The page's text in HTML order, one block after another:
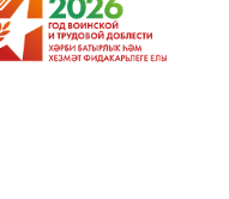
Поколение будущего